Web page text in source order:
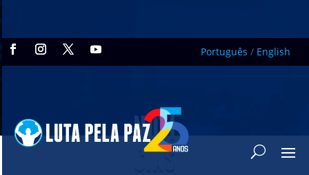
Português / English
NOTÍ
CIAS